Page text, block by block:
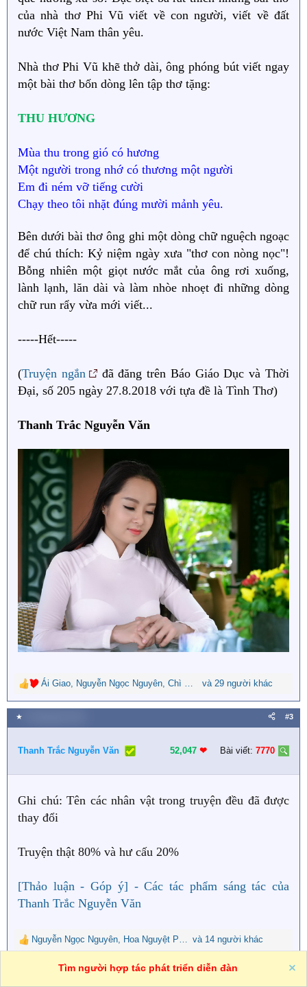
của nhà thơ Phi Vũ viết về con người, viết về đất
nước Việt Nam thân yêu.
Nhà thơ Phi Vũ khẽ thở dài, ông phóng bút viết ngay
một bài thơ bốn dòng lên tập thơ tặng:
THU HƯƠNG
Mùa thu trong gió có hương
Một người trong nhớ có thương một người
Em đi ném vỡ tiếng cười
Chạy theo tôi nhặt đúng mười mảnh yêu.
Bên dưới bài thơ ông ghi một dòng chữ nguệch ngoạc
để chú thích: Kỷ niệm ngày xưa "thơ con nòng nọc"!
Bỗng nhiên một giọt nước mắt của ông rơi xuống,
lành lạnh, lăn dài và làm nhòe nhoẹt đi những dòng
chữ run rẩy vừa mới viết...
-----Hết-----
(Truyện ngắn
đã đăng trên Báo Giáo Dục và Thời
Đại, số 205 ngày 27.8.2018 với tựa đề là Tình Thơ)
Thanh Trắc Nguyễn Văn
R
e
a
c
i
n
:
Ái Giao, Nguyễn Ngọc Nguyên, Chì Đen và 29 người khác
★ #3
Thanh Trắc Nguyễn Văn 52,047 ❤︎ Bài viết: 7770
Ghi chú: Tên các nhân vật trong truyện đều đã được
thay đổi
Truyện thật 80% và hư cấu 20%
[Thảo luận - Góp ý] - Các tác phẩm sáng tác của
Thanh Trắc Nguyễn Văn
R
Nguyễn Ngọc Nguyên, Hoa Nguyệt Phụng , Ngọc Thiền Sầu
và 14 người khác
5 Tháng tám 2021 #4
Tìm người hợp tác phát triển diễn đàn